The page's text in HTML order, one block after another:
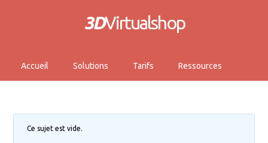
3DVirtualshop
Accueil Solutions Tarifs Ressources
Ce sujet est vide.